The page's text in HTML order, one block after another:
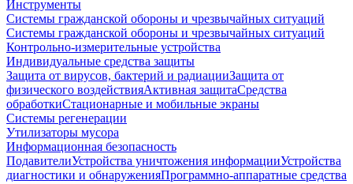
Инструменты
Системы гражданской обороны и чрезвычайных ситуаций
Системы гражданской обороны и чрезвычайных ситуаций
Контрольно-измерительные устройства
Индивидуальные средства защиты
Защита от вирусов, бактерий и радиацииЗащита от
физического воздействияАктивная защитаСредства
обработкиСтационарные и мобильные экраны
Системы регенерации
Утилизаторы мусора
Информационная безопасность
ПодавителиУстройства уничтожения информацииУстройства
диагностики и обнаруженияПрограммно-аппаратные средства